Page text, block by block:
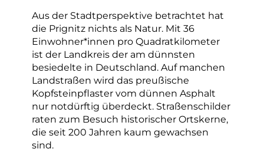
Aus der Stadtperspektive betrachtet hat
die Prignitz nichts als Natur. Mit 36
Einwohner*innen pro Quadratkilometer
ist der Landkreis der am dünnsten
besiedelte in Deutschland. Auf manchen
Landstraßen wird das preußische
Kopfsteinpflaster vom dünnen Asphalt
nur notdürftig überdeckt. Straßenschilder
raten zum Besuch historischer Ortskerne,
die seit 200 Jahren kaum gewachsen
sind.